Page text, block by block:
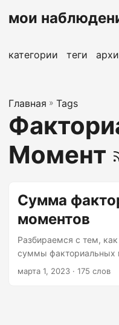
мои
категории теги
Главная » Tags
Момент
Сумма
моментов
Разбираемся с тем,
суммы факториальных
марта 1, 2023 · 175 слов